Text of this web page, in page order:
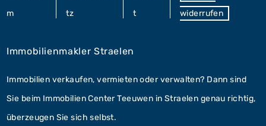
m
tz
t
widerrufen
Immobilienmakler Straelen
Immobilien verkaufen, vermieten oder verwalten? Dann sind
Sie beim Immobilien Center Teeuwen in Straelen genau richtig,
überzeugen Sie sich selbst.